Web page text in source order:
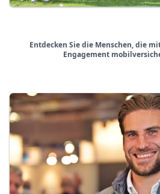
Entdecken Sie die Menschen, die
Engagement